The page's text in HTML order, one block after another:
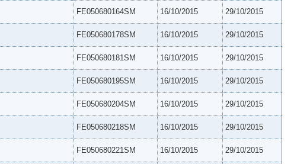
FE050680164SM 16/10/2015 29/10/2015
FE050680178SM 16/10/2015 29/10/2015
FE050680181SM 16/10/2015 29/10/2015
FE050680195SM 16/10/2015 29/10/2015
FE050680204SM 16/10/2015 29/10/2015
FE050680218SM 16/10/2015 29/10/2015
FE050680221SM 16/10/2015 29/10/2015